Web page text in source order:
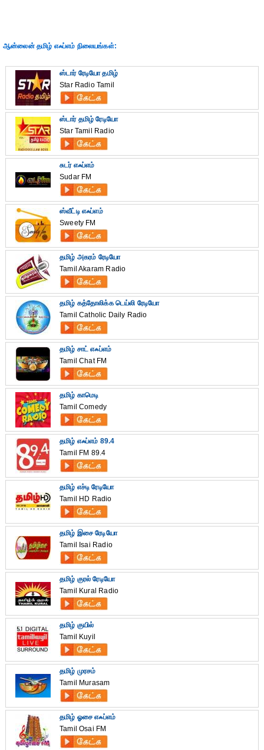
ஆன்லைன் தமிழ் எஃப்எம் நிலையங்கள்:
ஸ்டார் ரேடியோ தமிழ்
Star Radio Tamil
ஸ்டார் தமிழ் ரேடியோ
Star Tamil Radio
சுடர் எஃப்எம்
Sudar FM
ஸ்வீட்டி எஃப்எம்
Sweety FM
தமிழ் அகரம் ரேடியோ
Tamil Akaram Radio
தமிழ் கத்தோலிக்க டெய்லி ரேடியோ
Tamil Catholic Daily Radio
தமிழ் சாட் எஃப்எம்
Tamil Chat FM
தமிழ் காமெடி
Tamil Comedy
தமிழ் எஃப்எம் 89.4
Tamil FM 89.4
தமிழ் எச்டி ரேடியோ
Tamil HD Radio
தமிழ் இசை ரேடியோ
Tamil Isai Radio
தமிழ் குரல் ரேடியோ
Tamil Kural Radio
தமிழ் குயில்
Tamil Kuyil
தமிழ் முரசம்
Tamil Murasam
தமிழ் ஓசை எஃப்எம்
Tamil Osai FM